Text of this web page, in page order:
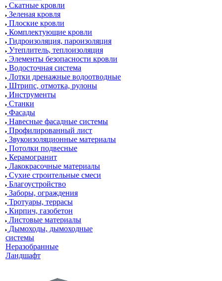
Скатные кровли
Зеленая кровля
Плоские кровли
Комплектующие кровли
Гидроизоляция, пароизоляция
Утеплитель, теплоизоляция
Элементы безопасности кровли
Водосточная система
Лотки дренажные водоотводные
Штрипс, отмотка, рулоны
Инструменты
Станки
Фасады
Навесные фасадные системы
Профилированный лист
Звукоизоляционные материалы
Потолки подвесные
Керамогранит
Лакокрасочные материалы
Сухие строительные смеси
Благоустройство
Заборы, ограждения
Тротуары, террасы
Кирпич, газобетон
Листовые материалы
Дымоходы, дымоходные
системы
Неразобранные
Ландшафт